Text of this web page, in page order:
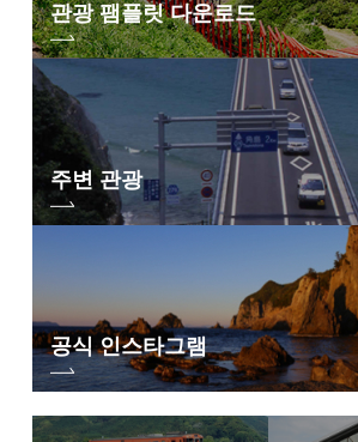
관광 팸플릿 다운로드
주변 관광
공식 인스타그램